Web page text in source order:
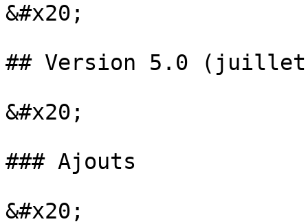
&#x20;
## Version 5.0 (juillet
&#x20;
### Ajouts
&#x20;